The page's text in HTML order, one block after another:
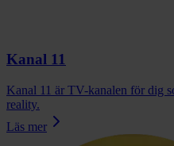
Kanal 11
Kanal 11 är TV-kanalen för dig
reality.
Läs mer